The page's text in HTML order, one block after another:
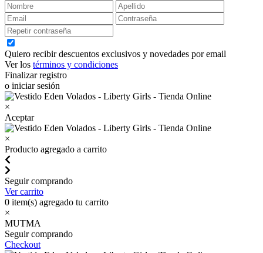
Quiero recibir descuentos exclusivos y novedades por email
Ver los términos y condiciones
Finalizar registro
o iniciar sesión
×
Aceptar
×
Producto agregado a carrito
Seguir comprando
Ver carrito
0 item(s) agregado tu carrito
×
MUTMA
Seguir comprando
Checkout